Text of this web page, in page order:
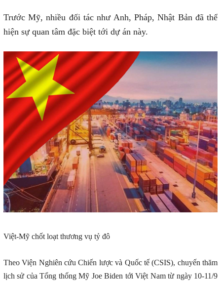
Trước Mỹ, nhiều đối tác như Anh, Pháp, Nhật Bản đã thể
hiện sự quan tâm đặc biệt tới dự án này.
Việt-Mỹ chốt loạt thương vụ tỷ đô
Theo Viện Nghiên cứu Chiến lược và Quốc tế (CSIS), chuyến thăm
lịch sử của Tổng thống Mỹ Joe Biden tới Việt Nam từ ngày 10-11/9